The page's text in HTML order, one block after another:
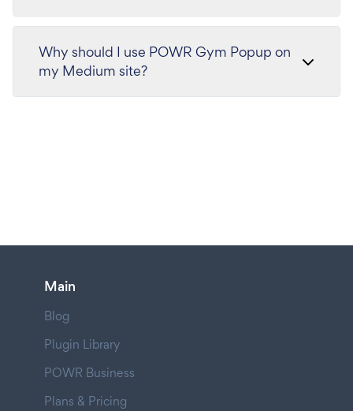
Why should I use POWR Gym Popup on
my Medium site?
Main
Blog
Plugin Library
POWR Business
Plans & Pricing